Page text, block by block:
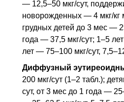
— 12,5–50 мкг/сут,
новорожденных — 4 мкг/кг
грудных детей до 3 мес —
года — 37,5 мкг/сут; 1–5
лет — 75–100 мкг/сут,
Диффузный
200 мкг/сут (1–2 табл.);
сут, от 3 мес до 1 года —